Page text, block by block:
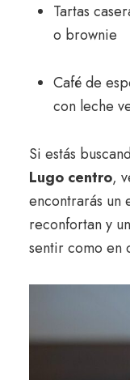
Tartas
o brownie
Café de
con leche
Si estás
Lugo centro,
encontrarás un
reconfortan y
sentir como en